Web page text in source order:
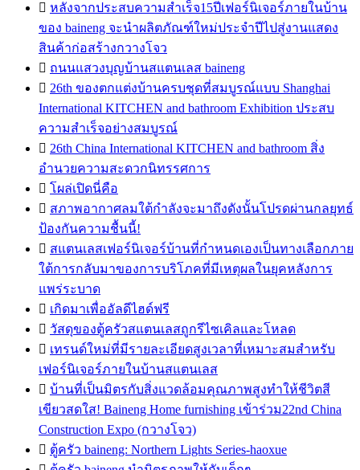
 หลังจากประสบความสำเร็จ15ปีเฟอร์นิเจอร์ภายในบ้าน
ของ baineng จะนำผลิตภัณฑ์ใหม่ประจำปีไปสู่งานแสดง
สินค้าก่อสร้างกวางโจว
 ถนนแสวงบุญบ้านสแตนเลส baineng
 26th ของตกแต่งบ้านครบชุดที่สมบูรณ์แบบ Shanghai
International KITCHEN and bathroom Exhibition ประสบ
ความสำเร็จอย่างสมบูรณ์
 26th China International KITCHEN and bathroom สิ่ง
อำนวยความสะดวกนิทรรศการ
 โผล่เปิดนี่คือ
 สภาพอากาศลมใต้กำลังจะมาถึงดังนั้นโปรดผ่านกลยุทธ์
ป้องกันความชื้นนี้!
 สแตนเลสเฟอร์นิเจอร์บ้านที่กำหนดเองเป็นทางเลือกภาย
ใต้การกลับมาของการบริโภคที่มีเหตุผลในยุคหลังการ
แพร่ระบาด
 เกิดมาเพื่ออัลดีไฮด์ฟรี
 วัสดุของตู้ครัวสแตนเลสถูกรีไซเคิลและโหลด
 เทรนด์ใหม่ที่มีรายละเอียดสูงเวลาที่เหมาะสมสำหรับ
เฟอร์นิเจอร์ภายในบ้านสแตนเลส
 บ้านที่เป็นมิตรกับสิ่งแวดล้อมคุณภาพสูงทำให้ชีวิตสี
เขียวสดใส! Baineng Home furnishing เข้าร่วม22nd China
Construction Expo (กวางโจว)
 ตู้ครัว baineng: Northern Lights Series-haoxue